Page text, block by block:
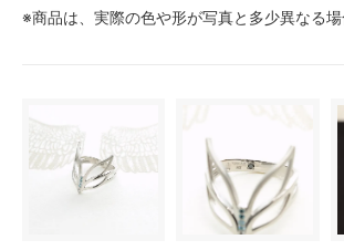
※商品は、実際の色や形が写真と多少異なる場